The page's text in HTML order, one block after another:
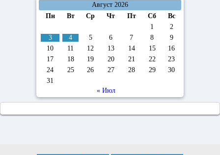
Август 2026
Пн
Вт Ср Чт Пт Сб
Вс
1
2
3
4 5 6 7 8
9
10
11 12 13 14 15
16
17
18 19 20 21 22
23
24
25 26 27 28 29
30
31
« Июл